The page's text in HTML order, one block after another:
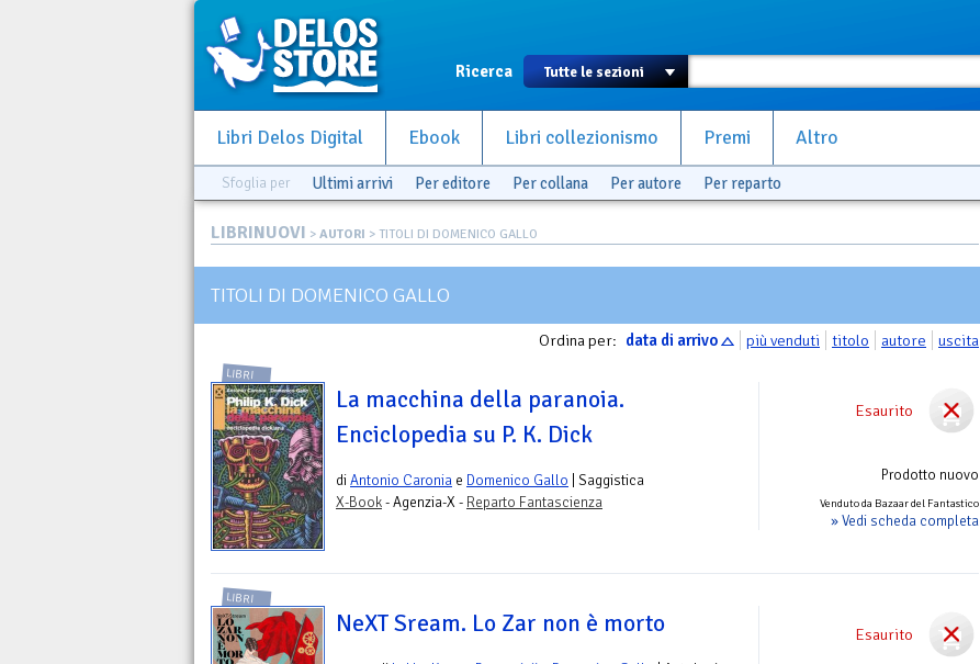
Ricerca
Libri Delos Digital Ebook Libri collezionismo Premi Altro
Sfoglia per Ultimi arrivi Per editore Per collana Per autore Per reparto
LIBRINUOVI > AUTORI > TITOLI DI DOMENICO GALLO
TITOLI DI DOMENICO GALLO
Ordina per: data di arrivo più venduti titolo autore uscita
Esaurito
Prodotto nuovo
Venduto da Bazaar del Fantastico
» Vedi scheda completa
LIBRI
La macchina della paranoia.
Enciclopedia su P. K. Dick
diAntonio Caronia e Domenico Gallo | Saggistica
X-Book- Agenzia-X - Reparto Fantascienza
Esaurito
LIBRI
NeXT Sream. Lo Zar non è morto